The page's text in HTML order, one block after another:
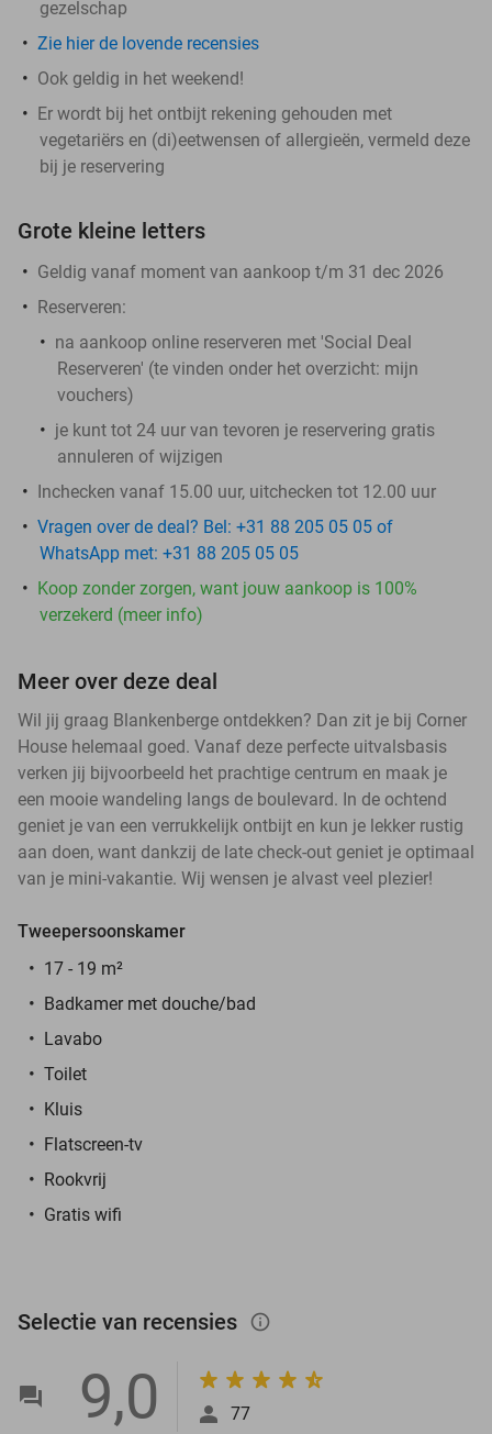
gezelschap
Zie hier de lovende recensies
Ook geldig in het weekend!
Er wordt bij het ontbijt rekening gehouden met
vegetariërs en (di)eetwensen of allergieën, vermeld deze
bij je reservering
Grote kleine letters
Geldig vanaf moment van aankoop t/m 31 dec 2026
Reserveren:
na aankoop online reserveren met 'Social Deal
Reserveren' (te vinden onder het overzicht: mijn
vouchers)
je kunt tot 24 uur van tevoren je reservering gratis
annuleren of wijzigen
Inchecken vanaf 15.00 uur, uitchecken tot 12.00 uur
Vragen over de deal? Bel: +31 88 205 05 05 of
WhatsApp met: +31 88 205 05 05
Koop zonder zorgen, want jouw aankoop is 100%
verzekerd (meer info)
Meer over deze deal
Wil jij graag Blankenberge ontdekken? Dan zit je bij Corner
House helemaal goed. Vanaf deze perfecte uitvalsbasis
verken jij bijvoorbeeld het prachtige centrum en maak je
een mooie wandeling langs de boulevard. In de ochtend
geniet je van een verrukkelijk ontbijt en kun je lekker rustig
aan doen, want dankzij de late check-out geniet je optimaal
van je mini-vakantie. Wij wensen je alvast veel plezier!
Tweepersoonskamer
17 - 19 m²
Badkamer met douche/bad
Lavabo
Toilet
Kluis
Flatscreen-tv
Rookvrij
Gratis wifi
Selectie van recensies info_outlined
9,0 77